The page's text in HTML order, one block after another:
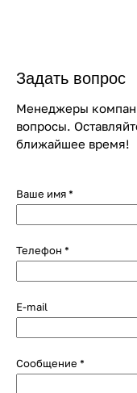
Задать вопрос
Менеджеры
вопросы.
ближайшее время!
Ваше имя *
Телефон *
E-mail
Сообщение *